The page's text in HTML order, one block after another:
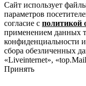
Сайт использует
параметров
согласие с политикой
применением данных
конфиденциальности
сбора обезличенных
«Liveinternet»,
Принять